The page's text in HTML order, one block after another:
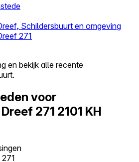
Schildersbuurt en omgeving
271
en bekijk alle recente
voor
271 2101 KH